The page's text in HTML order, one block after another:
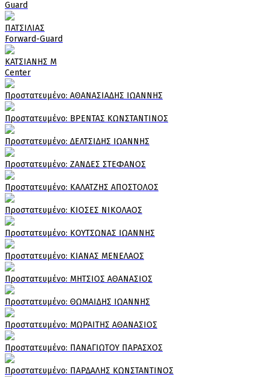
Guard
ΠΑΤΣΙΛΙΑΣ
Forward-Guard
ΚΑΤΣΙΑΝΗΣ Μ
Center
Πρoστατευμένο: ΑΘΑΝΑΣΙΑΔΗΣ ΙΩΑΝΝΗΣ
Πρoστατευμένο: ΒΡΕΝΤΑΣ ΚΩΝΣΤΑΝΤΙΝΟΣ
Πρoστατευμένο: ΔΕΛΤΣΙΔΗΣ ΙΩΑΝΝΗΣ
Πρoστατευμένο: ΖΑΝΔΕΣ ΣΤΕΦΑΝΟΣ
Πρoστατευμένο: ΚΑΛΑΤΖΗΣ ΑΠΟΣΤΟΛΟΣ
Πρoστατευμένο: ΚΙΟΣΕΣ ΝΙΚΟΛΑΟΣ
Πρoστατευμένο: ΚΟΥΤΣΩΝΑΣ ΙΩΑΝΝΗΣ
Πρoστατευμένο: ΚΙΑΝΑΣ ΜΕΝΕΛΑΟΣ
Πρoστατευμένο: ΜΗΤΣΙΟΣ ΑΘΑΝΑΣΙΟΣ
Πρoστατευμένο: ΘΩΜΑΙΔΗΣ ΙΩΑΝΝΗΣ
Πρoστατευμένο: ΜΩΡΑΙΤΗΣ ΑΘΑΝΑΣΙΟΣ
Πρoστατευμένο: ΠΑΝΑΓΙΩΤΟΥ ΠΑΡΑΣΧΟΣ
Πρoστατευμένο: ΠΑΡΔΑΛΗΣ ΚΩΝΣΤΑΝΤΙΝΟΣ